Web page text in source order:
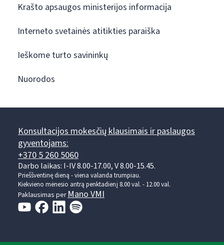
Krašto apsaugos ministerijos informacija
Interneto svetainės atitikties paraiška
Ieškome turto savininkų
Nuorodos
Konsultacijos mokesčių klausimais ir paslaugos
gyventojams:
+370 5 260 5060
Darbo laikas: I-IV 8.00-17.00, V 8.00-15.45.
Prieššventinę dieną - viena valanda trumpiau.
Kiekvieno mėnesio antrą penktadienį 8.00 val. - 12.00 val.
Paklausimas per Mano VMI